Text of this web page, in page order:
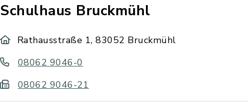
Schulhaus Bruckmühl
Rathausstraße 1, 83052 Bruckmühl
08062 9046-0
08062 9046-21